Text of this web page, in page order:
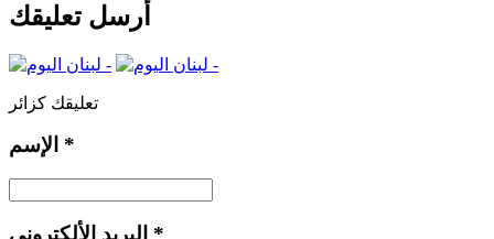
أرسل تعليقك
تعليقك كزائر
*
*